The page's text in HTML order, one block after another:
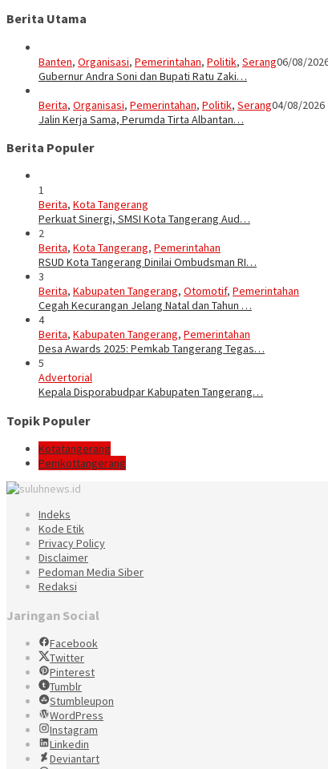
Berita Utama
Banten, Organisasi, Pemerintahan, Politik, Serang06/08/
Gubernur Andra Soni dan Bupati Ratu Zaki…
Berita, Organisasi, Pemerintahan, Politik, Serang04/08/2026
Jalin Kerja Sama, Perumda Tirta Albantan…
Berita Populer
1
Berita, Kota Tangerang
Perkuat Sinergi, SMSI Kota Tangerang Aud…
2
Berita, Kota Tangerang, Pemerintahan
RSUD Kota Tangerang Dinilai Ombudsman RI…
3
Berita, Kabupaten Tangerang, Otomotif, Pemerintahan
Cegah Kecurangan Jelang Natal dan Tahun …
4
Berita, Kabupaten Tangerang, Pemerintahan
Desa Awards 2025: Pemkab Tangerang Tegas…
5
Advertorial
Kepala Disporabudpar Kabupaten Tangerang…
Topik Populer
Kotatangerang
Pemkottangerang
Indeks
Kode Etik
Privacy Policy
Disclaimer
Pedoman Media Siber
Redaksi
Jaringan Social
Facebook
Twitter
Pinterest
Tumblr
Stumbleupon
WordPress
Instagram
Linkedin
Deviantart